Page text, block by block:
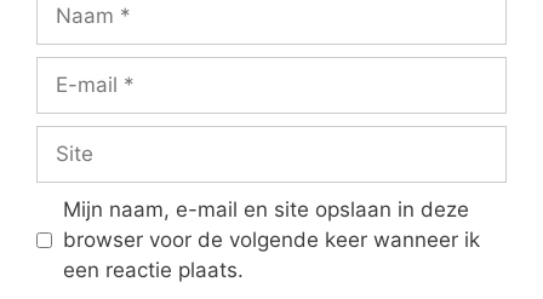
mail
Mijn naam, e-mail en site opslaan in deze
browser voor de volgende keer wanneer ik
een reactie plaats.